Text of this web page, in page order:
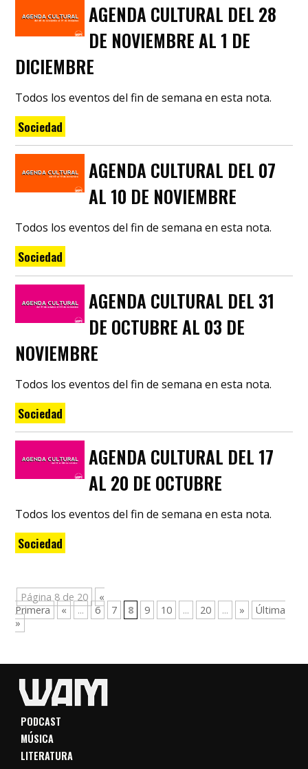
AGENDA CULTURAL DEL 28
DE NOVIEMBRE AL 1 DE
DICIEMBRE
Todos los eventos del fin de semana en esta nota.
Sociedad
AGENDA CULTURAL DEL 07
AL 10 DE NOVIEMBRE
Todos los eventos del fin de semana en esta nota.
Sociedad
AGENDA CULTURAL DEL 31
DE OCTUBRE AL 03 DE
NOVIEMBRE
Todos los eventos del fin de semana en esta nota.
Sociedad
AGENDA CULTURAL DEL 17
AL 20 DE OCTUBRE
Todos los eventos del fin de semana en esta nota.
Sociedad
Página 8 de 20
«
Primera
« ... 6 7 8 9 10 ... 20 ... »
Última
»
PODCAST
MÚSICA
LITERATURA